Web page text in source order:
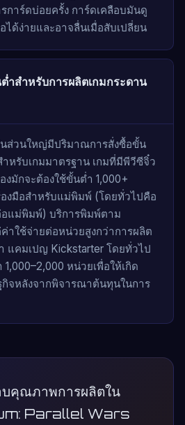
การ์ดบ่อยครั้ง การ์ดเคลือบมันดู
ด้ง่ายและอาจลื่นเมื่อสับเปลี่ยน
สำหรับการผลิตเกมกระดาน
นส่วนใหญ่มีปริมาณการสั่งซื้อขั้น
หรับเกมมาตรฐาน เกมที่มีพีวีซีจิ๋ว
มักจะต้องใช้ขั้นต่ำ 1,000+
องมือสำหรับแม่พิมพ์ (โดยทั่วไปคือ
อแม่พิมพ์) บริการพิมพ์ตาม
าใช้จ่ายต่อหน่วยสูงกว่าการผลิต
แคมเปญ Kickstarter โดยทั่วไป
หน่วยเพื่อให้เกิด
จหลังจากพิจารณาต้นทุนในการ
บคุณภาพการผลิตใน
Parallel Wars